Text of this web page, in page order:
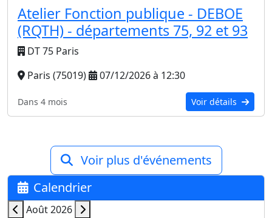
Atelier Fonction publique - DEBOE
(RQTH) - départements 75, 92 et 93
DT 75 Paris
Paris (75019)
07/12/2026 à 12:30
Dans 4 mois Voir détails
Voir plus d'événements
Calendrier
Août 2026